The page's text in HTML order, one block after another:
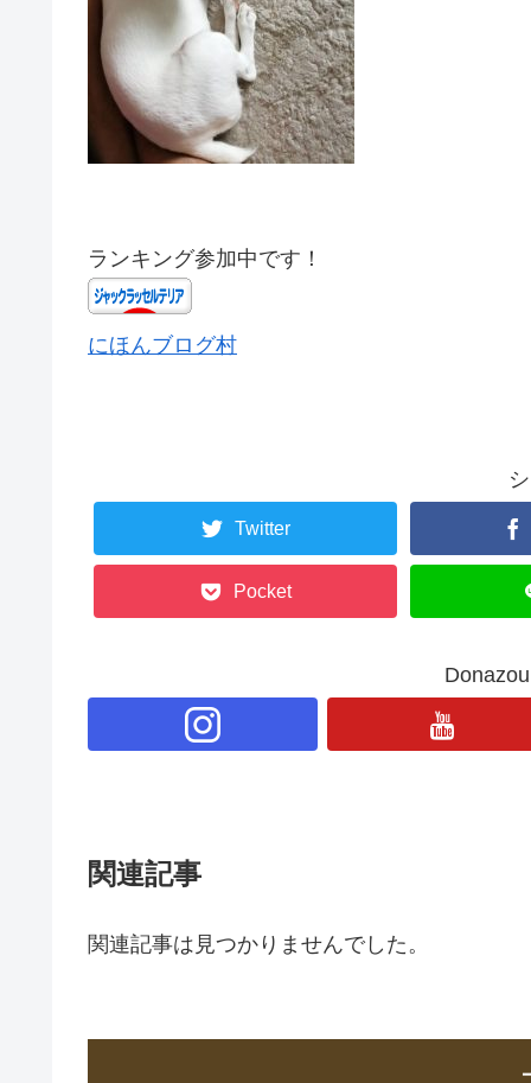
ランキング参加中です！
にほんブログ村
Twitter
Pocket
関連記事
関連記事は見つかりませんでした。